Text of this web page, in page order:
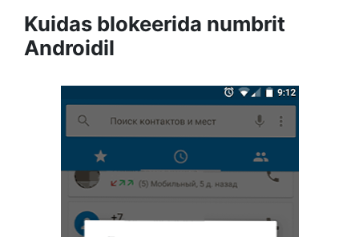
Kuidas blokeerida numbrit
Androidil